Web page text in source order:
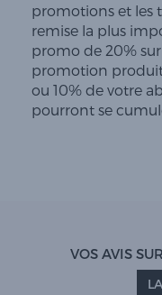
promotions et les
remise la plus
promo de 20%
promotion produit
ou 10% de votre
pourront se
VOS AVIS